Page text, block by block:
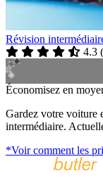
Révision
4.3 (
Économisez en
Gardez votre voiture
intermédiaire.
*Voir comment les